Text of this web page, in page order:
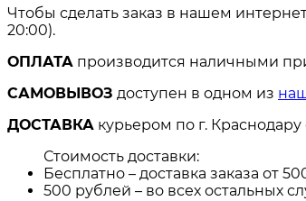
Чтобы сделать заказ в нашем
20:00).
ОПЛАТА производится наличными
САМОВЫВОЗ доступен в одном из
ДОСТАВКА курьером по г.
Стоимость доставки:
Бесплатно – доставка заказа от
500 рублей – во всех остальных